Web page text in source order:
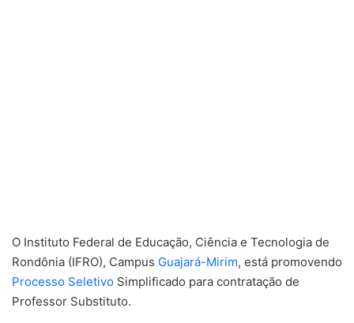
O Instituto Federal de Educação, Ciência e Tecnologia de
Rondônia (IFRO), Campus Guajará-Mirim, está promovendo
Processo Seletivo Simplificado para contratação de
Professor Substituto.